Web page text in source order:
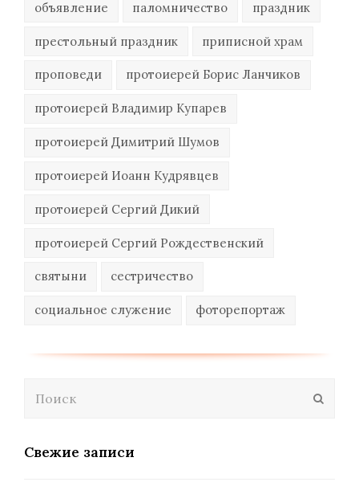
объявление паломничество праздник
престольный праздник приписной храм
проповеди протоиерей Борис Ланчиков
протоиерей Владимир Купарев
протоиерей Димитрий Шумов
протоиерей Иоанн Кудрявцев
протоиерей Сергий Дикий
протоиерей Сергий Рождественский
святыни сестричество
социальное служение фоторепортаж
Свежие записи